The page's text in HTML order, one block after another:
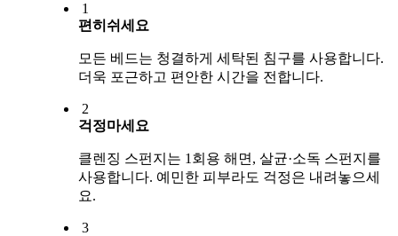
1
편히쉬세요
모든 베드는 청결하게 세탁된 침구를 사용합니다.
더욱 포근하고 편안한 시간을 전합니다.
2
걱정마세요
클렌징 스펀지는 1회용 해면, 살균·소독 스펀지를
사용합니다. 예민한 피부라도 걱정은 내려놓으세
요.
3